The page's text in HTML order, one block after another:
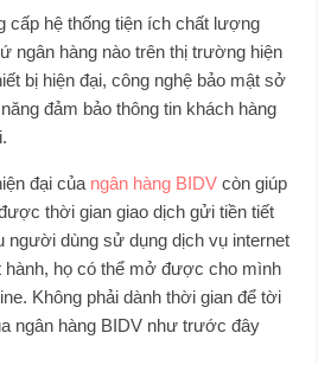
cấp hệ thống tiện ích chất lượng
ngân hàng nào trên thị trường hiện
bị hiện đại, công nghệ bảo mật sở
đảm bảo thông tin khách hàng
đại của ngân hàng BIDV còn giúp
thời gian giao dịch gửi tiền tiết
người dùng sử dụng dịch vụ internet
hành, họ có thể mở được cho mình
Không phải dành thời gian để tời
ngân hàng BIDV như trước đây